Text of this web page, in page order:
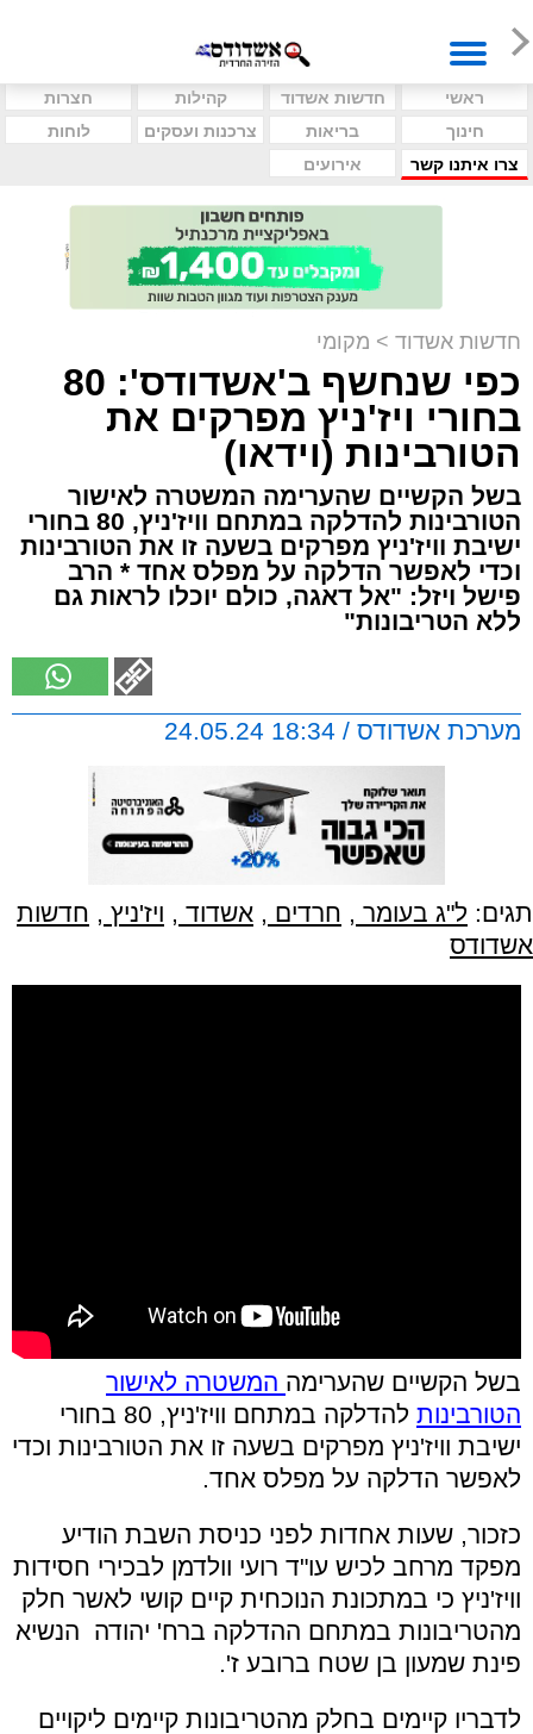
ראשי חדשות אשדוד קהילות
חצרות
חינוך
בריאות צרכנות ועסקים
לוחות
צרו איתנו קשר
אירועים
חדשות אשדוד > מקומי
כפי שנחשף ב'אשדודס': 80
בחורי ויז'ניץ מפרקים את
הטורבינות (וידאו)
בשל הקשיים שהערימה המשטרה לאישור
הטורבינות להדלקה במתחם וויז'ניץ, 80 בחורי
ישיבת וויז'ניץ מפרקים בשעה זו את הטורבינות
וכדי לאפשר הדלקה על מפלס אחד * הרב
פישל ויזל: "אל דאגה, כולם יוכלו לראות גם
ללא הטריבונות"
מערכת אשדודס / 18:34 24.05.24
תגים: ל"ג בעומר , חרדים , אשדוד , ויז'ניץ , חדשות
אשדודס
בשל הקשיים שהערימה המשטרה לאישור
הטורבינות
להדלקה במתחם וויז'ניץ, 80 בחורי
ישיבת וויז'ניץ מפרקים בשעה זו את הטורבינות וכדי
לאפשר הדלקה על מפלס אחד.
כזכור, שעות אחדות לפני כניסת השבת הודיע
מפקד מרחב לכיש עו"ד רועי וולדמן לבכירי חסידות
וויז'ניץ כי במתכונת הנוכחית קיים קושי לאשר חלק
מהטריבונות במתחם ההדלקה ברח' יהודה הנשיא
פינת שמעון בן שטח ברובע ז'.
לדבריו קיימים בחלק מהטריבונות קיימים ליקויים